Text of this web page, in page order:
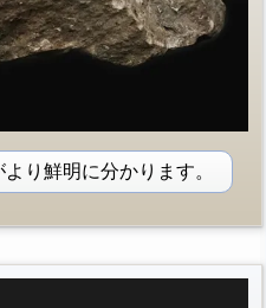
り鮮明に分かります。